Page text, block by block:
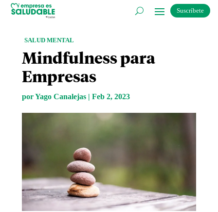
Suscríbete
SALUD MENTAL
Mindfulness para
Empresas
porYago Canalejas| Feb 2, 2023